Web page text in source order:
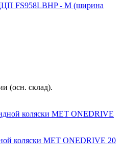
FS958LBHP - M (ширина
(осн. склад).
коляски MET ONEDRIVE 20